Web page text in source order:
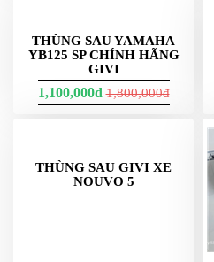
THÙNG SAU YAMAHA
YB125 SP CHÍNH HÃNG
GIVI
1,100,000đ1,800,000đ
THÙNG SAU GIVI XE
NOUVO 5